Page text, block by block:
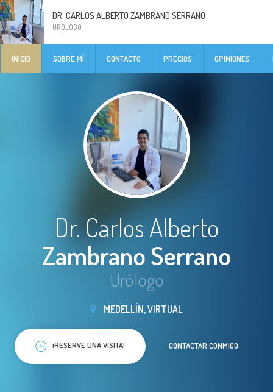
DR. CARLOS ALBERTO ZAMBRANO SERRANO
URÓLOGO
INICIO SOBRE MÍ CONTACTO PRECIOS OPINIONES
Dr. Carlos Alberto
Zambrano Serrano
Urólogo
MEDELLÍN, VIRTUAL
¡RESERVE UNA VISITA! CONTACTAR CONMIGO